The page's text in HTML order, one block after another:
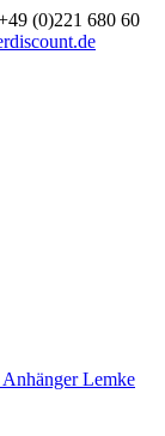
(0)221 680 60
Lemke